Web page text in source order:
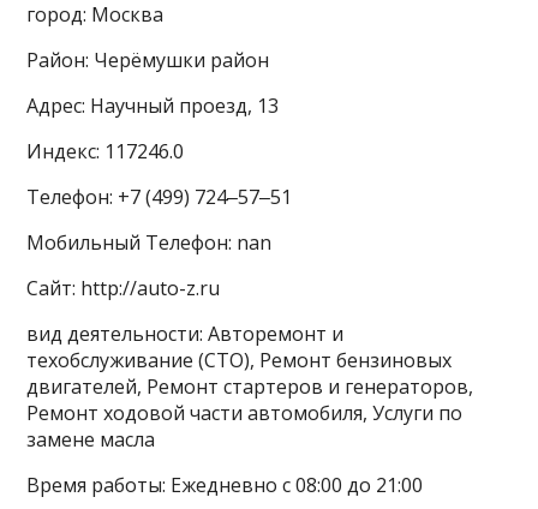
город: Москва
Район: Черёмушки район
Адрес: Научный проезд, 13
Индекс: 117246.0
Телефон: +7 (499) 724‒57‒51
Мобильный Телефон: nan
Сайт: http://auto-z.ru
вид деятельности: Авторемонт и
техобслуживание (СТО), Ремонт бензиновых
двигателей, Ремонт стартеров и генераторов,
Ремонт ходовой части автомобиля, Услуги по
замене масла
Время работы: Ежедневно с 08:00 до 21:00